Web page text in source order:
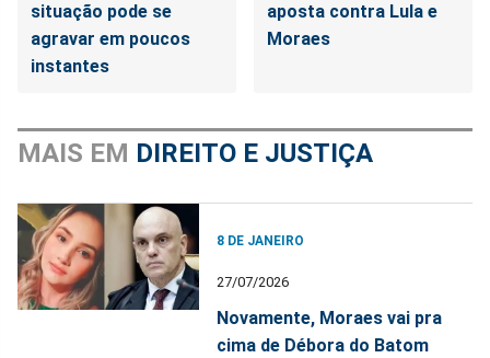
situação pode se
agravar em poucos
instantes
aposta contra Lula e
Moraes
MAIS EM DIREITO E JUSTIÇA
8 DE JANEIRO
27/07/2026
Novamente, Moraes vai pra
cima de Débora do Batom